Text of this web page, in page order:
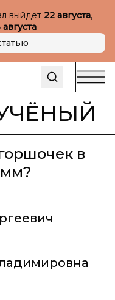
выйдет 22 августа,
августа
в